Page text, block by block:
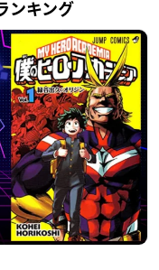
ンキング